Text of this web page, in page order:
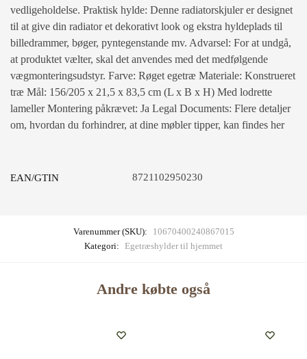
vedligeholdelse. Praktisk hylde: Denne radiatorskjuler er designet
til at give din radiator et dekorativt look og ekstra hyldeplads til
billedrammer, bøger, pyntegenstande mv. Advarsel: For at undgå,
at produktet vælter, skal det anvendes med det medfølgende
vægmonteringsudstyr. Farve: Røget egetræ Materiale: Konstrueret
træ Mål: 156/205 x 21,5 x 83,5 cm (L x B x H) Med lodrette
lameller Montering påkrævet: Ja Legal Documents: Flere detaljer
om, hvordan du forhindrer, at dine møbler tipper, kan findes her
EAN/GTIN 8721102950230
Varenummer (SKU):
10670400240867015
Kategori: Egetræshylder til hjemmet
Andre købte også